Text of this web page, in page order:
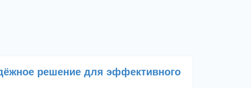
решение для эффективного